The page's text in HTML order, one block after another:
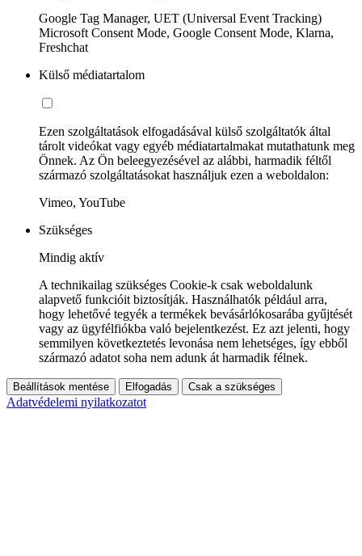
Google Tag Manager, UET (Universal Event Tracking)
Microsoft Consent Mode, Google Consent Mode, Klarna,
Freshchat
Külső médiatartalom
Ezen szolgáltatások elfogadásával külső szolgáltatók által
tárolt videókat vagy egyéb médiatartalmakat mutathatunk meg
Önnek. Az Ön beleegyezésével az alábbi, harmadik féltől
származó szolgáltatásokat használjuk ezen a weboldalon:
Vimeo, YouTube
Szükséges
Mindig aktív
A technikailag szükséges Cookie-k csak weboldalunk
alapvető funkcióit biztosítják. Használhatók például arra,
hogy lehetővé tegyék a termékek bevásárlókosarába gyűjtését
vagy az ügyfélfiókba való bejelentkezést. Ez azt jelenti, hogy
semmilyen következtetés levonása nem lehetséges, így ebből
származó adatot soha nem adunk át harmadik félnek.
Beállítások mentése Elfogadás Csak a szükséges
Adatvédelemi nyilatkozatot